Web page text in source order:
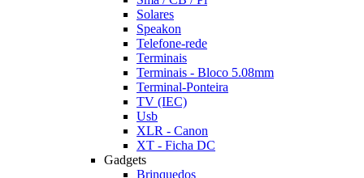
Solares
Speakon
Telefone-rede
Terminais
Terminais - Bloco 5.08mm
Terminal-Ponteira
TV (IEC)
Usb
XLR - Canon
XT - Ficha DC
Gadgets
Brinquedos